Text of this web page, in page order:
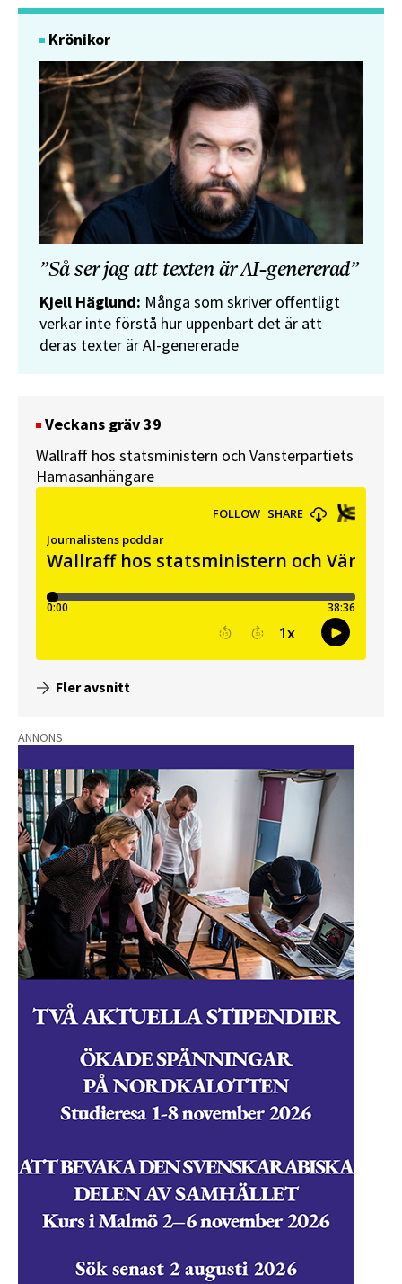
Krönikor
”Så ser jag att texten är AI-genererad”
Kjell Häglund: Många som skriver offentligt
verkar inte förstå hur uppenbart det är att
deras texter är AI-genererade
Veckans gräv 39
Wallraff hos statsministern och Vänsterpartiets
Hamasanhängare
Fler avsnitt
ANNONS